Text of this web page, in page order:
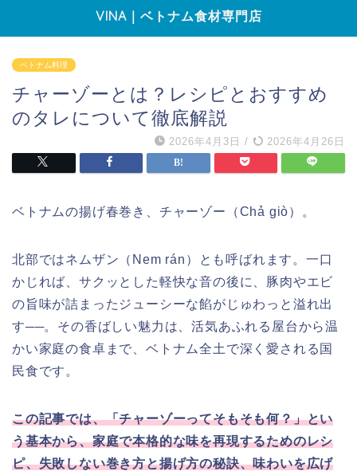
VINA｜ベトナム食材専門店
ベトナム料理
チャーゾーとは？レシピとおすすめ
のタレについて徹底解説
2026年4月3日 / 2026年4月26日
ベトナムの揚げ春巻き、チャーゾー（Chả giò）。
北部ではネムザン（Nem rán）とも呼ばれます。一口
かじれば、サクッとした軽快な音の後に、豚肉やエビ
の旨味が詰まったジューシーな餡がじゅわっと溢れ出
す──。その香ばしい魅力は、活気あふれる屋台から温
かい家庭の食卓まで、ベトナム全土で深く愛される国
民食です。
この記事では、「チャーゾーってそもそも何？」とい
う基本から、家庭で本格的な味を再現するためのレシ
ピ、失敗しない巻き方と揚げ方の秘訣、味わいを広げ